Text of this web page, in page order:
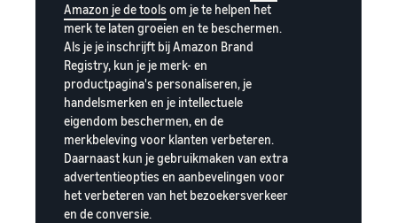
Amazon je de tools om je te helpen het
merk te laten groeien en te beschermen.
Als je je inschrijft bij Amazon Brand
Registry, kun je je merk- en
productpagina's personaliseren, je
handelsmerken en je intellectuele
eigendom beschermen, en de
merkbeleving voor klanten verbeteren.
Daarnaast kun je gebruikmaken van extra
advertentieopties en aanbevelingen voor
het verbeteren van het bezoekersverkeer
en de conversie.